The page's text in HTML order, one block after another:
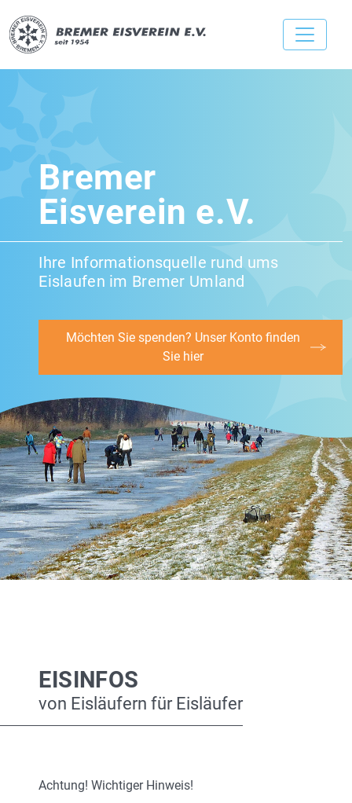
Bremer
Eisverein e.V.
Ihre Informationsquelle rund ums
Eislaufen im Bremer Umland
Möchten Sie spenden? Unser Konto finden
Sie hier
EISINFOS
von Eisläufern für Eisläufer
Achtung! Wichtiger Hinweis!